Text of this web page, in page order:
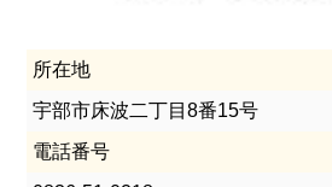
所在地
宇部市床波二丁目8番15号
電話番号